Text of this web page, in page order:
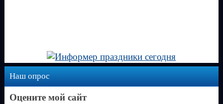
Наш опрос
Оцените мой сайт